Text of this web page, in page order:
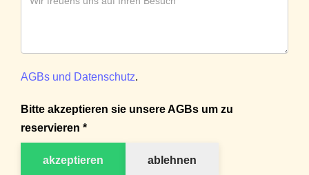
AGBs und Datenschutz.
Bitte akzeptieren sie unsere AGBs um zu
reservieren *
akzeptieren ablehnen